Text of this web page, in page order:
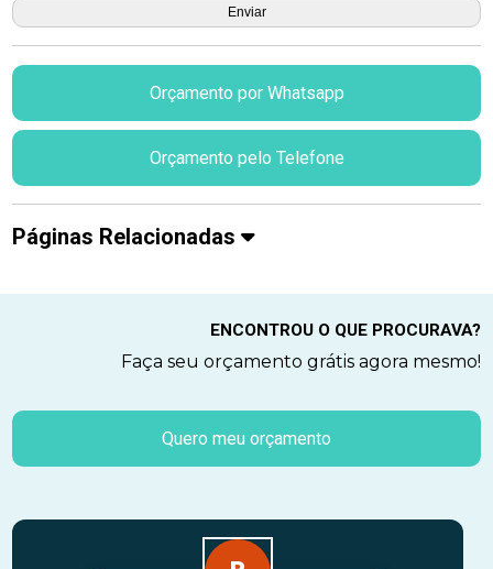
Orçamento por Whatsapp
Orçamento pelo Telefone
Páginas Relacionadas
ENCONTROU O QUE PROCURAVA?
Faça seu orçamento grátis agora mesmo!
Quero meu orçamento